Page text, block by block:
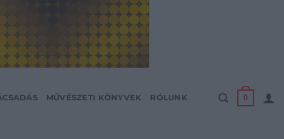
MŰVÉSZETI KÖNYVEK RÓLUNK 0